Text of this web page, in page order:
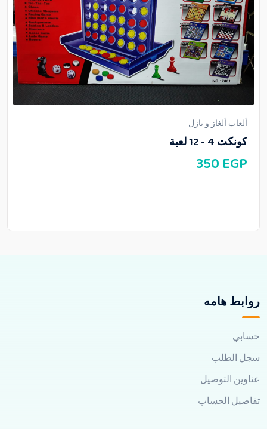
ألعاب ألغاز و بازل
كونكت 4 - 12 لعبة
350 EGP
روابط هامه
حسابي
سجل الطلب
عناوين التوصيل
تفاصيل الحساب